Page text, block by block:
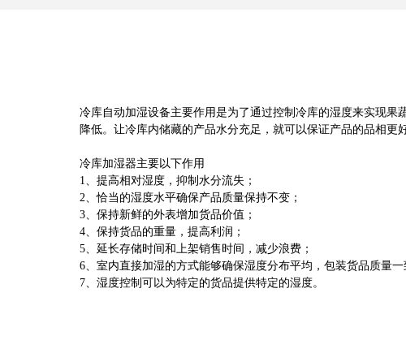
冷库自动加湿设备主要作用是为了通过控制冷库的湿度来实现
降低。让冷库内储藏的产品水分充足，就可以保证产品的品相更
冷库加湿器主要以下作用
1、提高相对湿度，抑制水分流失；
2、恰当的湿度水平确保产品质量保持不变；
3、保持新鲜的外表增加货品价值；
4、保持货品的重量，提高利润；
5、延长存储时间和上架销售时间，减少浪费；
6、室内直接加湿的方式能够确保湿度分布平均，包装货品质量一
7、湿度控制可以为特定的货品提供特定的湿度。